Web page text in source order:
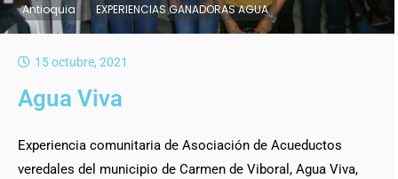
Antioquia EXPERIENCIAS GANADORAS AGUA
15 octubre, 2021
Agua Viva
Experiencia comunitaria de Asociación de Acueductos
veredales del municipio de Carmen de Viboral, Agua Viva,